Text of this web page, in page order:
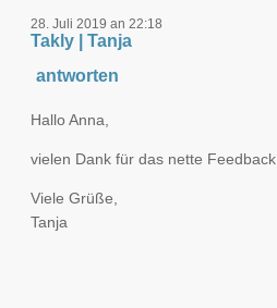
28. Juli 2019 an 22:18
Takly | Tanja
antworten
Hallo Anna,
vielen Dank für das nette Feedback.
Viele Grüße,
Tanja